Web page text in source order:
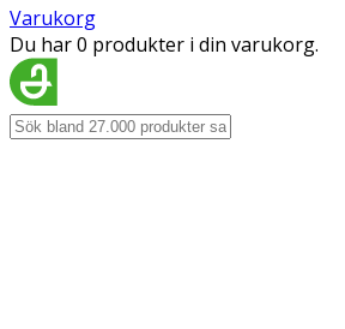
Varukorg
Du har 0 produkter i din varukorg.